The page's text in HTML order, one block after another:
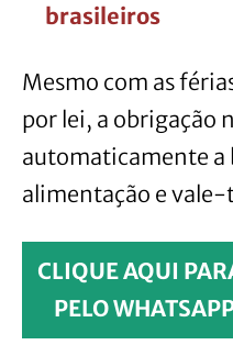
brasileiros
Mesmo com as
por lei, a obrigação
automaticamente
alimentação e
CLIQUE AQUI
PELO